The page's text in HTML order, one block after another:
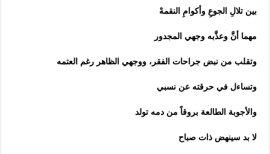
بين تلالِ الجوعِ وأكوامِ النقمهْ
مهما أنَّ وعذَّبه وجهي المجدور
وتقلب من نبض جراحات الفقر، ووجهي الظاهر رغم العتمه
وتساءل في حرقته عن نسبي
والأجوبة الطالعة بروقاً من دمه تولد
لا بد سينهض ذات صباح